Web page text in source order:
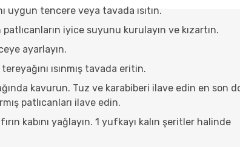
uygun tencere veya tavada ısıtın.
iyice suyunu kurulayın ve kızartın.
ayarlayın.
tereyağını ısınmış tavada eritin.
kavurun. Tuz ve karabiberi ilave edin en son
patlıcanları ilave edin.
fırın kabını yağlayın. 1 yufkayı kalın şeritler halinde